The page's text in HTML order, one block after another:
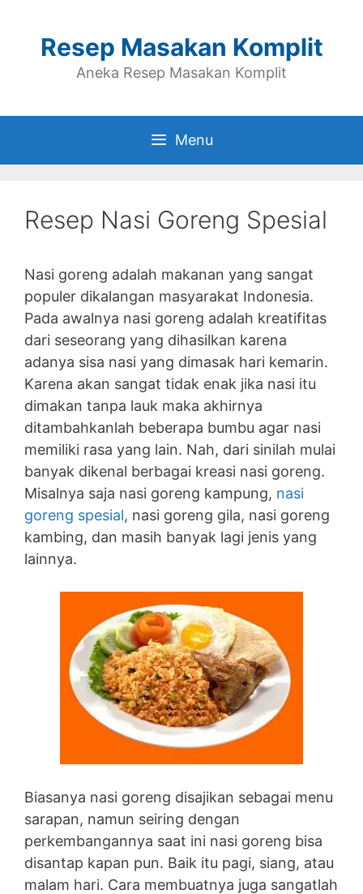
contentResep Masakan Komplit
Aneka Resep Masakan Komplit
Menu
Resep Nasi Goreng Spesial
Nasi goreng adalah makanan yang sangat
populer dikalangan masyarakat Indonesia.
Pada awalnya nasi goreng adalah kreatifitas
dari seseorang yang dihasilkan karena
adanya sisa nasi yang dimasak hari kemarin.
Karena akan sangat tidak enak jika nasi itu
dimakan tanpa lauk maka akhirnya
ditambahkanlah beberapa bumbu agar nasi
memiliki rasa yang lain. Nah, dari sinilah mulai
banyak dikenal berbagai kreasi nasi goreng.
Misalnya saja nasi goreng kampung, nasi
goreng spesial, nasi goreng gila, nasi goreng
kambing, dan masih banyak lagi jenis yang
lainnya.
Biasanya nasi goreng disajikan sebagai menu
sarapan, namun seiring dengan
perkembangannya saat ini nasi goreng bisa
disantap kapan pun. Baik itu pagi, siang, atau
malam hari. Cara membuatnya juga sangatlah